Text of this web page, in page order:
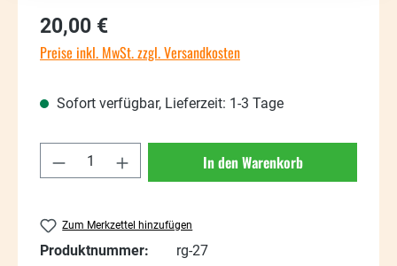
Regulärer Preis:
20,00 €
Preise inkl. MwSt. zzgl. Versandkosten
Sofort verfügbar, Lieferzeit: 1-3 Tage
Produkt Anzahl: Gib den gewünschten
In den Warenkorb
Zum Merkzettel hinzufügen
Produktnummer:
rg-27